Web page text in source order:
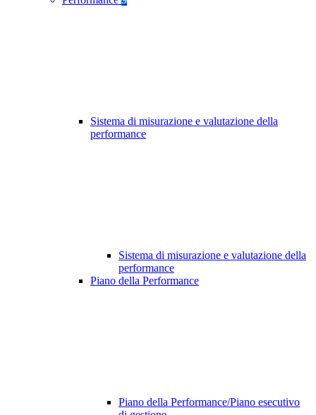
Sistema di misurazione e valutazione della
performance
Sistema di misurazione e valutazione della
performance
Piano della Performance
Piano della Performance/Piano esecutivo